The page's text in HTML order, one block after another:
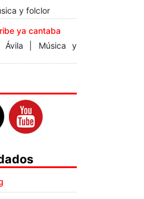
y folclor
ya cantaba
Ávila | Música y